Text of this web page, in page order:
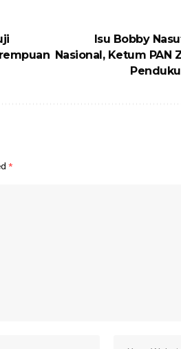
Isu Bobby
Nasional, Ketum PAN
*